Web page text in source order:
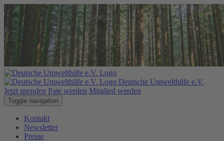
Deutsche Umwelthilfe e.V.
Jetzt spenden Pate werden Mitglied werden
Toggle navigation
Kontakt
Newsletter
Presse